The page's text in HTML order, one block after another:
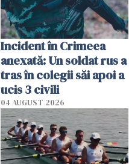
Incident în Crimeea
anexată: Un soldat rus a
tras în colegii săi apoi a
ucis 3 civili
04 AUGUST 2026